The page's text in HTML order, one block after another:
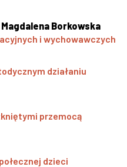
Borkowska
i wychowawczych
działaniu
przemocą
dzieci